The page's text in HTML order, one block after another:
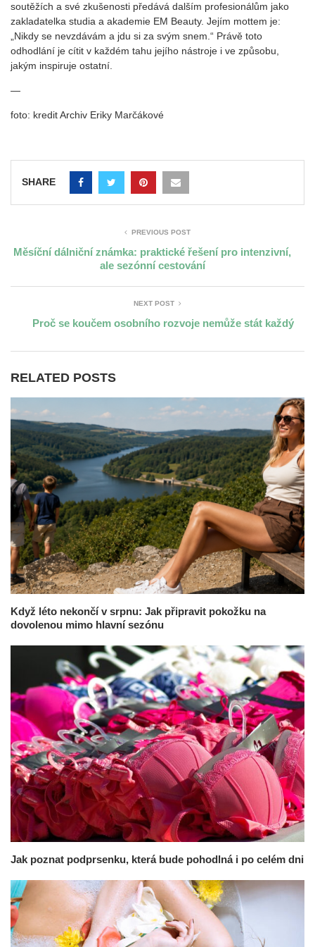
soutěžích a své zkušenosti předává dalším profesionálům jako
zakladatelka studia a akademie EM Beauty. Jejím mottem je:
„Nikdy se nevzdávám a jdu si za svým snem.“ Právě toto
odhodlání je cítit v každém tahu jejího nástroje i ve způsobu,
jakým inspiruje ostatní.
—
foto: kredit Archiv Eriky Marčákové
SHARE
PREVIOUS POST
Měsíční dálniční známka: praktické řešení pro intenzivní,
ale sezónní cestování
NEXT POST
Proč se koučem osobního rozvoje nemůže stát každý
RELATED POSTS
Když léto nekončí v srpnu: Jak připravit pokožku na
dovolenou mimo hlavní sezónu
Jak poznat podprsenku, která bude pohodlná i po celém dni